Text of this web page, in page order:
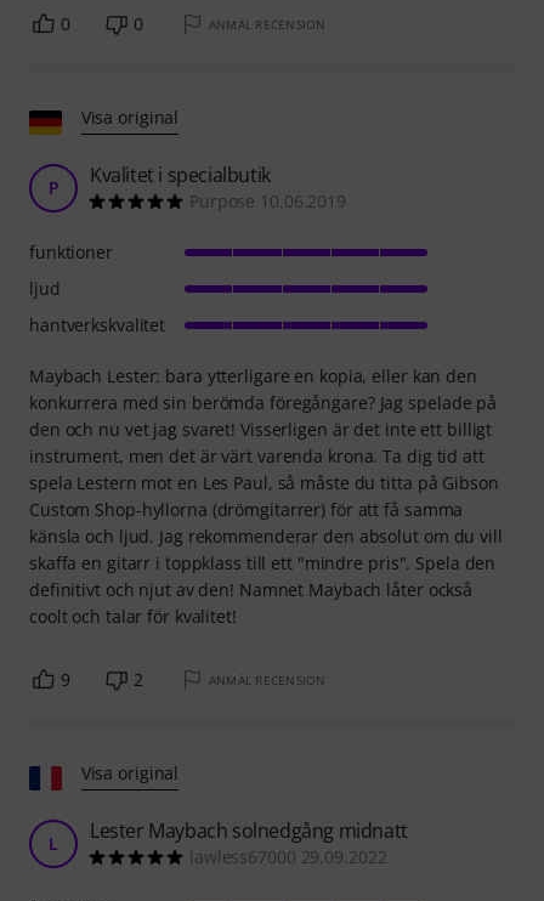
0 0 ANMÄL RECENSION
Visa original
P Kvalitet i specialbutik
Purpose 10.06.2019
Maybach Lester: bara ytterligare en kopia, eller kan den
konkurrera med sin berömda föregångare? Jag spelade på
den och nu vet jag svaret! Visserligen är det inte ett billigt
instrument, men det är värt varenda krona. Ta dig tid att
spela Lestern mot en Les Paul, så måste du titta på Gibson
Custom Shop-hyllorna (drömgitarrer) för att få samma
känsla och ljud. Jag rekommenderar den absolut om du vill
skaffa en gitarr i toppklass till ett "mindre pris". Spela den
definitivt och njut av den! Namnet Maybach låter också
coolt och talar för kvalitet!
funktioner
ljud
hantverkskvalitet
9 2 ANMÄL RECENSION
Visa original
L Lester Maybach solnedgång midnatt
lawless67000 29.09.2022